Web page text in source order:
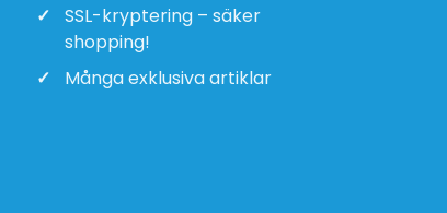
SSL-kryptering – säker
shopping!
Många exklusiva artiklar